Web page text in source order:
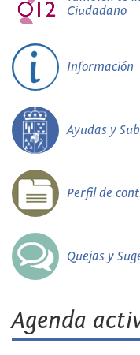
Ciudadano
Información
Ayudas y
Perfil de
Quejas y
Agenda